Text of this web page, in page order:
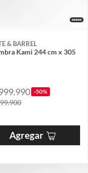
& BARREL
Kami 244 cm x 305
-50%
Agregar